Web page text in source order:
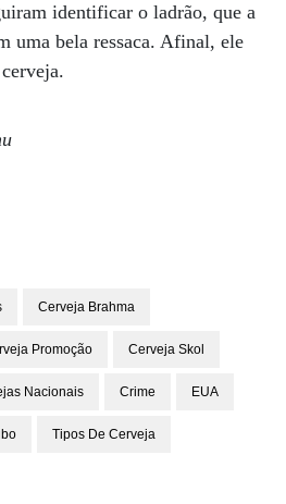
identificar o ladrão, que a
uma bela ressaca. Afinal, ele
Cerveja Brahma
Promoção Cerveja Skol
Nacionais Crime EUA
Tipos De Cerveja